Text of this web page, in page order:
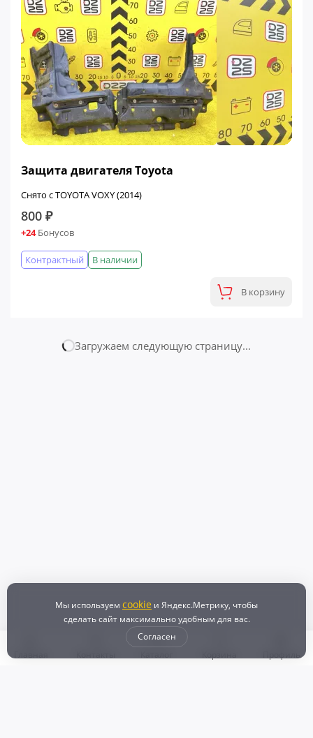
Защита двигателя Toyota
Снято с TOYOTA VOXY (2014)
800 ₽
+24Бонусов
В наличии
Контрактный
В корзину
Защита бампера Toyota
1 100 ₽
+33
Мы используем cookie и Яндекс.Метрику, чтобы
сделать сайт максимально удобным для вас.
Согласен